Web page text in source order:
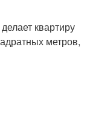
квартиру
метров,